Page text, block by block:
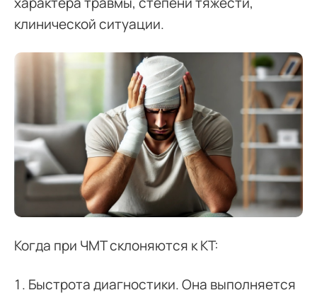
клинической ситуации.
Когда при ЧМТ склоняются к КТ:
Быстрота диагностики. Она выполняется